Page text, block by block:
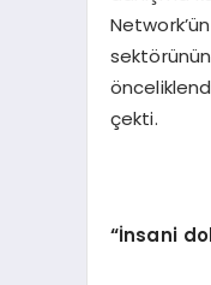
çekti.
“İnsani